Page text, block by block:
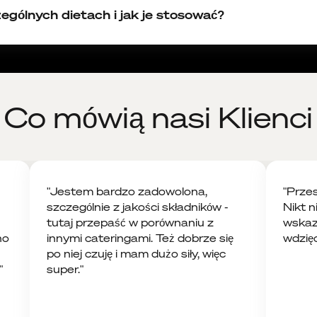
dietach i jak je stosować?
wodą i zaparz pod przykryciem przez 10 minut
kwiaty lipy, krwawnik pospolity, pięciornik gęsi, liście
trawienie, wspiera układ sercowo-naczyniowy
pod przykryciem) najlepiej wypić po południu, żeby
sencha, jagody goji, żeń-szeń koreański)
Co mówią nasi Klienci
"Jestem bardzo zadowolona,
szczególnie z jakości składników -
tutaj przepaść w porównaniu z
innymi cateringami. Też dobrze się
po niej czuję i mam dużo siły, więc
super."
Nikt